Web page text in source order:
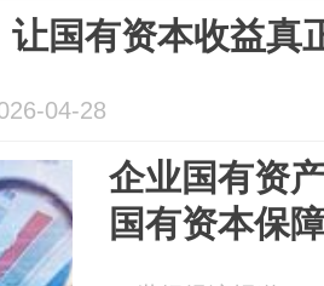
让国有资本收益真
04-28
企业国有资
国有资本保